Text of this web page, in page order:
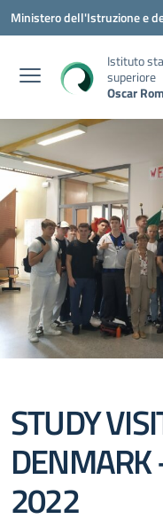
Vai ai contenuti
Vai al menu di navigazione
Vai al footer
Ministero dell'Istruzione e
Istituto
superiore
Oscar
STUDY
2022